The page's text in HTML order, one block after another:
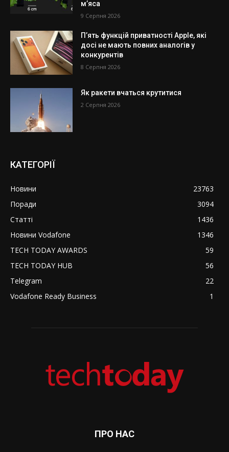
м’яса
9 Серпня 2026
П’ять функцій приватності Apple, які
досі не мають повних аналогів у
конкурентів
8 Серпня 2026
Як ракети вчаться крутитися
2 Серпня 2026
КАТЕГОРІЇ
Новини
23763
Поради
3094
Статті
1436
Новини Vodafone
1346
TECH TODAY AWARDS
59
TECH TODAY HUB
56
Telegram
22
Vodafone Ready Business
1
ПРО НАС